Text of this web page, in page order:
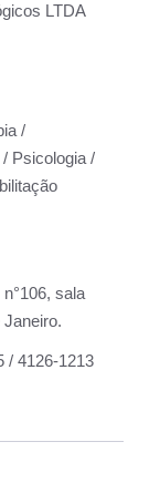
LTDA
/
Psicologia /
sala
/ 4126-1213